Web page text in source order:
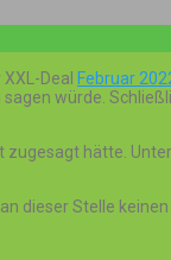
Deal Februar
würde.
hätte.
dieser Stelle